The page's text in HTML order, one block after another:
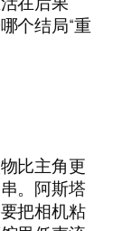
个结局“重
比主角更
。阿斯塔
把相机粘